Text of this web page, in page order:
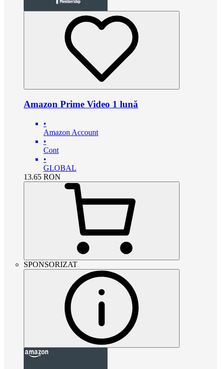
Amazon Prime Video 1 lună
•
Amazon Account
•
Cont
•
GLOBAL
13.65 RON
SPONSORIZAT